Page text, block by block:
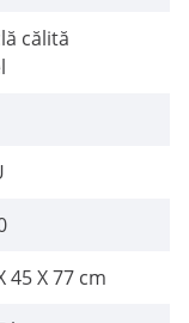
călită
45 X 77 cm